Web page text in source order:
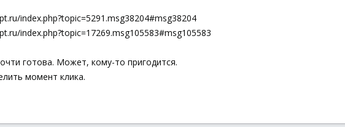
index.php?topic=5291.msg38204#msg38204
index.php?topic=17269.msg105583#msg105583
готова. Может, кому-то пригодится.
момент клика.